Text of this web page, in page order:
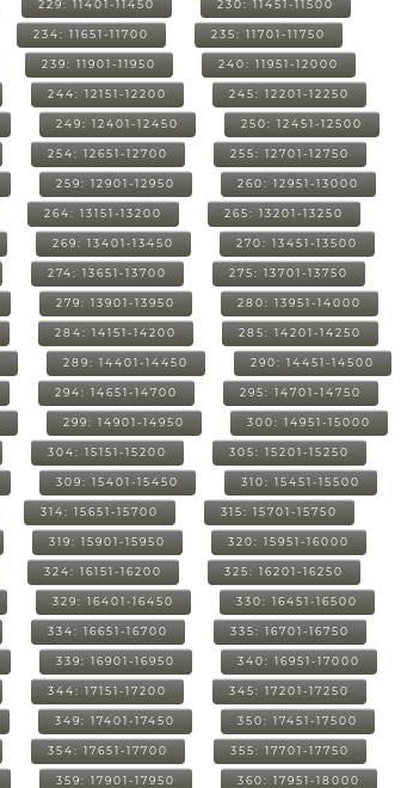
229: 11401-11450 230: 11451-11500
234: 11651-11700 235: 11701-11750
239: 11901-11950 240: 11951-12000
244: 12151-12200 245: 12201-12250
249: 12401-12450 250: 12451-12500
254: 12651-12700 255: 12701-12750
259: 12901-12950 260: 12951-13000
264: 13151-13200 265: 13201-13250
269: 13401-13450 270: 13451-13500
274: 13651-13700 275: 13701-13750
279: 13901-13950 280: 13951-14000
284: 14151-14200 285: 14201-14250
289: 14401-14450 290: 14451-14500
294: 14651-14700 295: 14701-14750
299: 14901-14950 300: 14951-15000
304: 15151-15200 305: 15201-15250
309: 15401-15450 310: 15451-15500
314: 15651-15700 315: 15701-15750
319: 15901-15950 320: 15951-16000
324: 16151-16200 325: 16201-16250
329: 16401-16450 330: 16451-16500
334: 16651-16700 335: 16701-16750
339: 16901-16950 340: 16951-17000
344: 17151-17200 345: 17201-17250
349: 17401-17450 350: 17451-17500
354: 17651-17700 355: 17701-17750
359: 17901-17950 360: 17951-18000